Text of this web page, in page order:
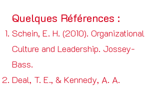
Quelques Références :
Schein, E. H. (2010). Organizational
Culture and Leadership. Jossey-
Bass.
Deal, T. E., & Kennedy, A. A.